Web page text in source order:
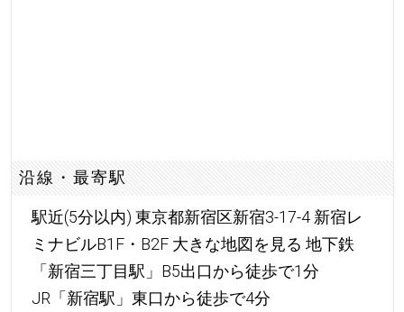
沿線・最寄駅
駅近(5分以内) 東京都新宿区新宿3-17-4 新宿レ
ミナビルB1F・B2F 大きな地図を見る 地下鉄
「新宿三丁目駅」B5出口から徒歩で1分
JR「新宿駅」東口から徒歩で4分